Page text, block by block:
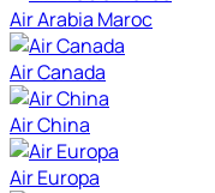
Air Arabia Maroc
Air Canada
Air China
Air Europa